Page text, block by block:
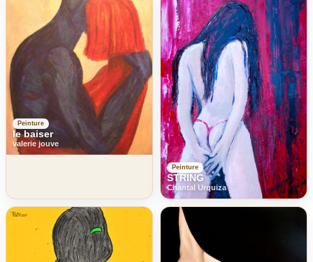
Peinture
le baiser
valerie jouve
Peinture
STRING
Chantal Urquiza